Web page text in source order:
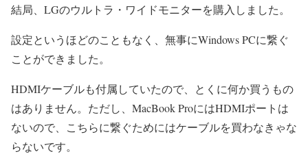
結局、LGのウルトラ・ワイドモニターを購入しました。
設定というほどのこともなく、無事にWindows PCに繋ぐ
ことができました。
HDMIケーブルも付属していたので、とくに何か買うもの
はありません。ただし、MacBook ProにはHDMIポートは
ないので、こちらに繋ぐためにはケーブルを買わなきゃな
らないです。